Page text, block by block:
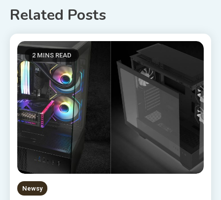
Related Posts
2 MINS READ
Newsy